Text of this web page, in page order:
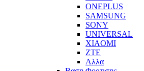
ONEPLUS
SAMSUNG
SONY
UNIVERSAL
XIAOMI
ZTE
Αλλα